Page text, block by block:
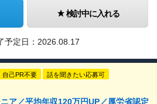
検討中に入れる
予定日： 2026.08.17
自己PR不要 話を聞きたい応募可
ア／平均年収120万円UP／厚労省認定